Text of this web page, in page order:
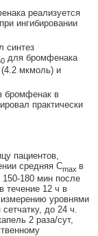
реализуется
ингибировании
синтез
для бромфенака
мкмоль) и
бромфенак в
практически
пациентов,
средняя Cmax в
150-180 мин после
течение 12 ч в
уровнями
до 24 ч.
2 раза/сут,